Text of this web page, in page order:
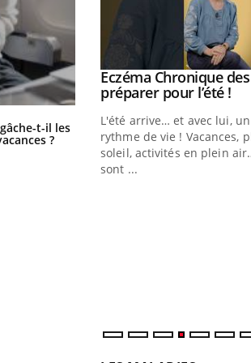
t-il les
?
Fortes chaleurs : pourquoi
de noyade grimpe-t-il ?
: et si on
de type 2
chez les
Youtube
Eczéma Chronique
préparer pour l’été !
L'été arrive… et avec lui,
rythme de vie ! Vacances,
soleil, activités en plein
sont ...